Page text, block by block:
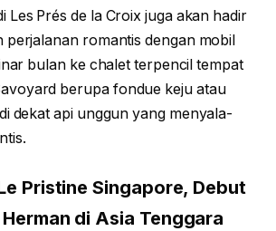
Les Prés de la Croix juga akan hadir
perjalanan romantis dengan mobil
bulan ke chalet terpencil tempat
berupa fondue keju atau
dekat api unggun yang menyala-
Pristine Singapore, Debut
di Asia Tenggara